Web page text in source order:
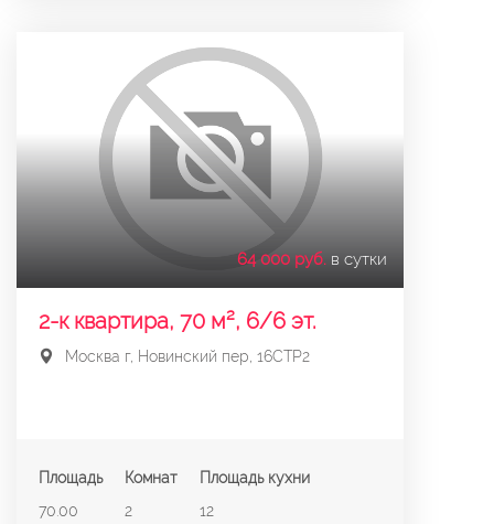
64 000 руб. в сутки
2-к квартира, 70 м², 6/6 эт.
Москва г, Новинский пер, 16СТР2
Площадь
70.00
Комнат
2
Площадь кухни
12